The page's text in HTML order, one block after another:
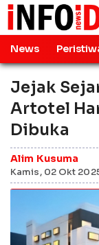
News
Jejak
Artotel
Dibuka
Alim Kusuma
Kamis, 02 Okt